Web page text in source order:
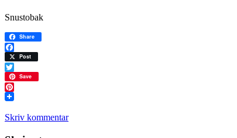
Snustobak
Share
Facebook
Post
Twitter
Save
Pinterest
Skriv kommentar